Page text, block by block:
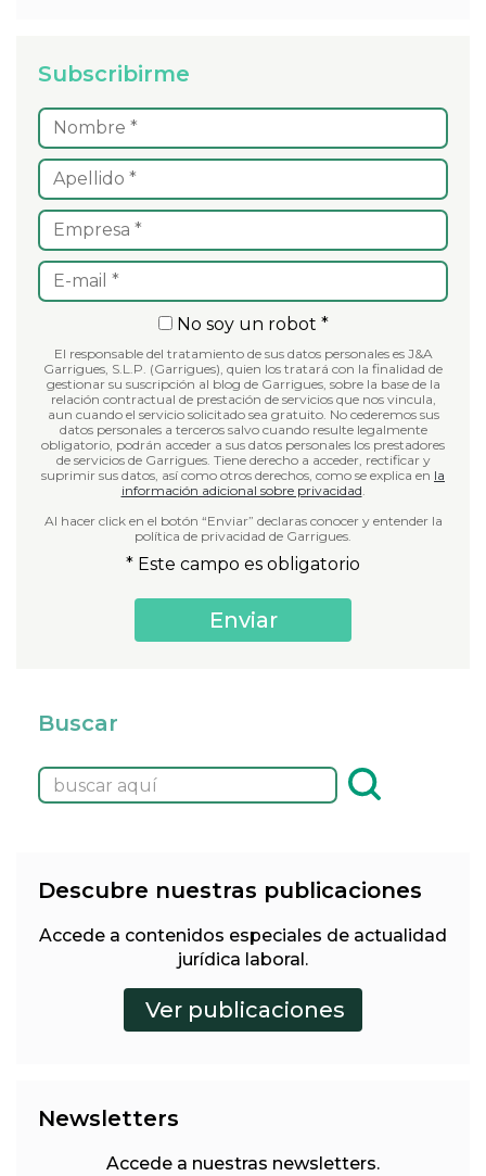
Subscribirme
No soy un robot *
El responsable del tratamiento de sus datos personales es J&A
Garrigues, S.L.P. (Garrigues), quien los tratará con la finalidad de
gestionar su suscripción al blog de Garrigues, sobre la base de la
relación contractual de prestación de servicios que nos vincula,
aun cuando el servicio solicitado sea gratuito. No cederemos sus
datos personales a terceros salvo cuando resulte legalmente
obligatorio, podrán acceder a sus datos personales los prestadores
de servicios de Garrigues. Tiene derecho a acceder, rectificar y
suprimir sus datos, así como otros derechos, como se explica en la
información adicional sobre privacidad.
Al hacer click en el botón “Enviar” declaras conocer y entender la
política de privacidad de Garrigues.
* Este campo es obligatorio
Buscar
Descubre nuestras publicaciones
Accede a contenidos especiales de actualidad
jurídica laboral.
Newsletters
Accede a nuestras newsletters.